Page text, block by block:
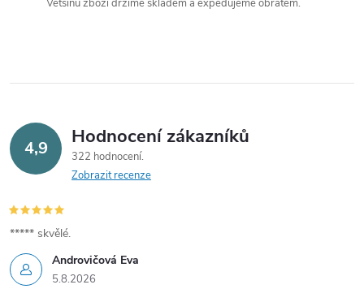
p
v
k
y
v
ý
Většinu zboží držíme skladem a expedujeme obratem.
4,9 Hodnocení zákazníků
322 hodnocení
Zobrazit recenze
Androvičová Eva
5.8.2026
***** skvělé.